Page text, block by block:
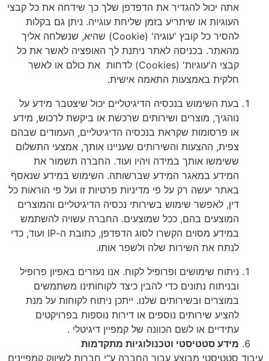
אתה יכול להגדיר את הדפדפן שלך כך שידחה את כל קבצי
העוגיות או שיתריע בזמן שליחת עוגייה. ניתן גם בקלות
להסיר כל קובץ 'עוגיה' (Cookie) שהיא, שנשלחה אליך
מהאתר. בכניסה לאתר ניתנת לך האופציה לאשר את כל
קבצי ה'עוגיות' (Cookies) לדחות את כולם או לאשר
חלקית באמצעות התאמה אישית.
בעת השימוש בנכסיה הדיגיטליים יכול שיצטבר מידע על
נוהגיך, מוצרים ושירותים שרכשת או ביקשת לרכוש, מידע
או פרסומות שקראת בנכסיה הדיגיטליים, העמודים שבהם
צפית, ההצעות והשירותים שעניינו אותך, אמצעי התשלום
ששימשו אותך במידה ויהיו ועוד. החברה תשמור את
המידע במאגר המידע שברשותה. השימוש במידע שנאסף
באתר יעשה רק על פי מדיניות פרטיות זו ועל פי הוראות כל
דין, לאפשר שימוש בשירותי נכסיה הדיגיטליים והמוצרים
המוצעים בהם, ככל שמוצעים. החברה עשויה להשתמש
במידע מסוים הקשרו לסוג הדפדפן, כתובת ה-IP ועוד, כדי
לנתח את השירות שלה ולשפר אותו.
ניתוח שימושים ופרופיל לקוח. אנו נעזרים באפיון פרופיל
ובניתוח נתונים כדי להבין כיצד לקוחותינו משתמשים
במוצרים ובשירותים שלנו. ייתכן ניתוח לקוחות על מנת
להציע שירותים נוספים או דירות נוספות בפרויקטים
עתידיים או לשם הכוונה של קמפיין דיגיטלי .
מידע סטטיסטי וטכנולוגיות מתקדמות
עיבוד סטטיסטי מבוצע עבור החברה ע"י חברות לשיווק קמפיינים